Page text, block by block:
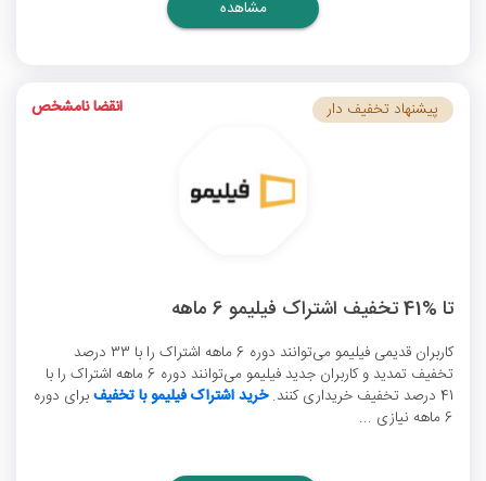
مشاهده
تا %41 تخفیف اشتراک فیلیمو 6 ماهه
کاربران قدیمی فیلیمو می‌توانند دوره 6 ماهه اشتراک را با 33 درصد
تخفیف تمدید و کاربران جدید فیلیمو می‌توانند دوره 6 ماهه اشتراک را با
41 درصد تخفیف خریداری کنند.
خرید اشتراک فیلیمو با تخفیفبرای دوره
6 ماهه نیازی ...
پیشنهاد تخفیف دار انقضا نامشخص